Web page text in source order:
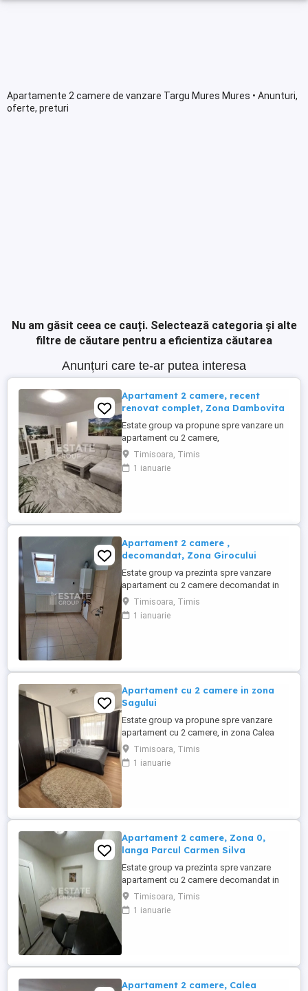
Apartamente 2 camere de vanzare Targu Mures Mures • Anunturi,
oferte, preturi
Nu am găsit ceea ce cauți. Selectează categoria și alte
filtre de căutare pentru a eficientiza căutarea
Anunțuri care te-ar putea interesa
Apartament 2 camere, recent
renovat complet, Zona Dambovita
Estate group va propune spre vanzare un
apartament cu 2 camere,
semidecomandat, situat in zona
Dambovita, cu acces facil catre Calea
Sagului si principalele puncte de interes
excelente, ...
Timisoara, Timis
1 ianuarie
Apartament 2 camere ,
decomandat, Zona Girocului
Estate group va prezinta spre vanzare
apartament cu 2 camere decomandat in
zona Girocului, pozitie excelenta, situat la
etajul 5 intr-un imobil P+5, cu pod pentru
depozitare si acoperis cu tigla. Ideal
Timisoara, Timis
1 ianuarie
Apartament cu 2 camere in zona
Sagului
Estate group va propune spre vanzare
apartament cu 2 camere, in zona Calea
Șagului lângă Shopping City Suprafata
utila de 54 mp, situat la mansardă, într-o
zonă foarte căutată din Calea Șagului , la
Timisoara, Timis
1 ianuarie
Apartament 2 camere, Zona 0,
langa Parcul Carmen Silva
Estate group va prezinta spre vanzare
apartament cu 2 camere decomandat in
zona Balcescu- Elisabetin, pozitie
excelenta, la 5 minute de centru, situat la
parter intr-un imobil P+1. Ideal pentru un
Timisoara, Timis
1 ianuarie
Apartament 2 camere, Calea